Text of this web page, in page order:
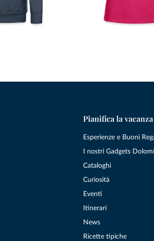
Pianifica la vacanza
Esperienze e Buoni
I nostri Gadgets
Cataloghi
Curiosità
Eventi
Itinerari
News
Ricette tipiche